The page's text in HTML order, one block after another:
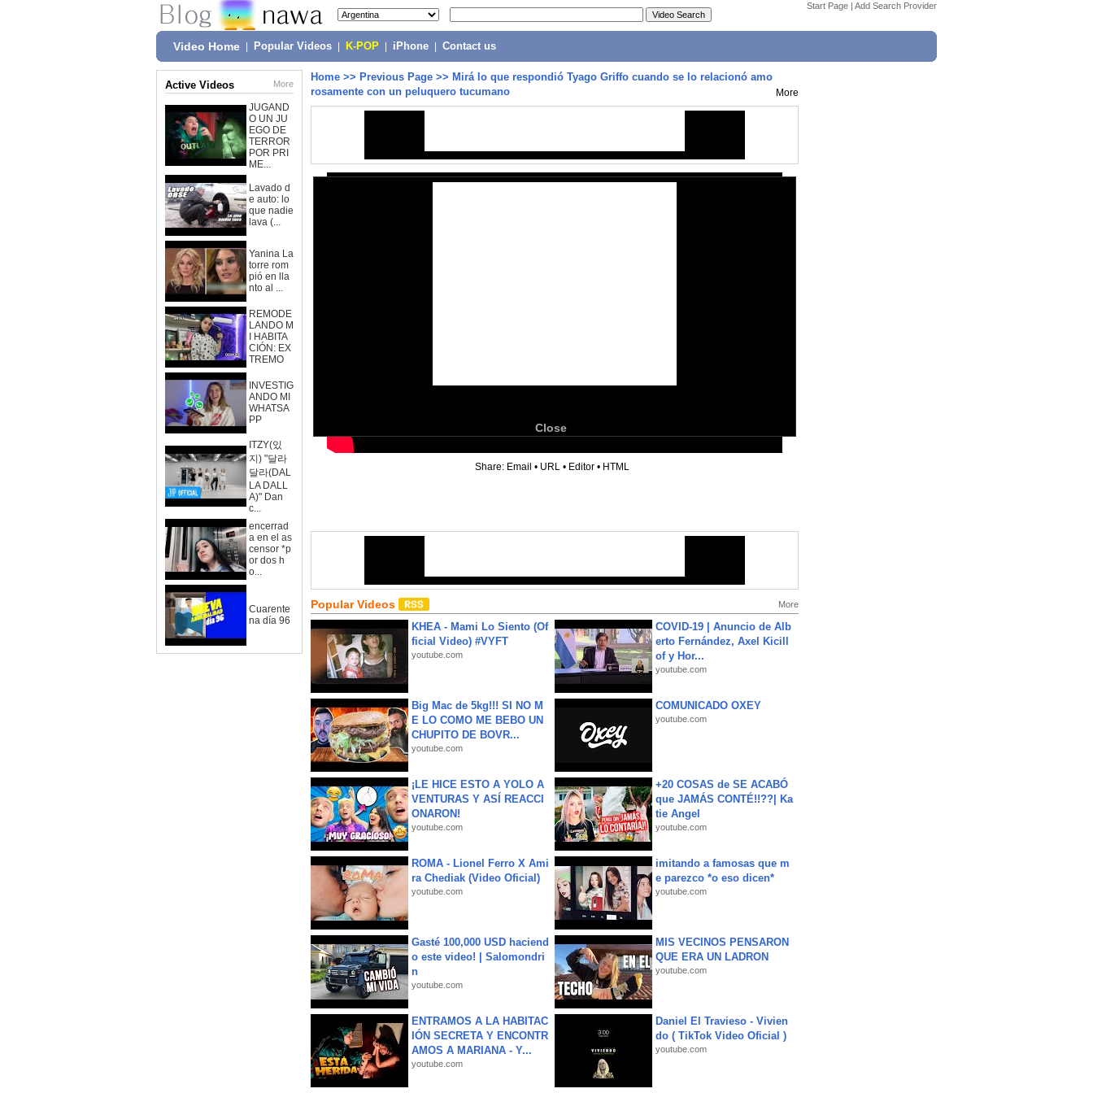
Start Page | Add Search Provider
Video Home Popular Videos K-POP iPhone Contact us
Active Videos More
JUGAND
O UN JU
EGO DE
TERROR
POR PRI
ME...
Lavado d
e auto: lo
que nadie
lava (...
Yanina La
torre rom
pió en lla
nto al ...
REMODE
LANDO M
I HABITA
CIÓN: EX
TREMO
INVESTIG
ANDO MI
WHATSA
PP
ITZY(있
지) "달라
달라(DAL
LA DALL
A)" Dan
c...
encerrad
a en el as
censor *p
or dos h
o...
Cuarente
na día 96
Home >> Previous Page >> Mirá lo que respondió Tyago Griffo cuando se lo relacionó amo
rosamente con un peluquero tucumano
More
Close
Share: Email • URL • Editor • HTML
Popular Videos More
KHEA - Mami Lo Siento (Of
ficial Video) #VYFT
youtube.com
COVID-19 | Anuncio de Alb
erto Fernández, Axel Kicill
of y Hor...
youtube.com
Big Mac de 5kg!!! SI NO M
E LO COMO ME BEBO UN
CHUPITO DE BOVR...
youtube.com
COMUNICADO OXEY
youtube.com
¡LE HICE ESTO A YOLO A
VENTURAS Y ASÍ REACCI
ONARON!
youtube.com
+20 COSAS de SE ACABÓ
que JAMÁS CONTÉ!!??| Ka
tie Angel
youtube.com
ROMA - Lionel Ferro X Ami
ra Chediak (Video Oficial)
youtube.com
imitando a famosas que m
e parezco *o eso dicen*
youtube.com
Gasté 100,000 USD haciend
o este video! | Salomondri
n
youtube.com
MIS VECINOS PENSARON
QUE ERA UN LADRON
youtube.com
ENTRAMOS A LA HABITAC
IÓN SECRETA Y ENCONTR
AMOS A MARIANA - Y...
youtube.com
Daniel El Travieso - Vivien
do ( TikTok Video Oficial )
youtube.com